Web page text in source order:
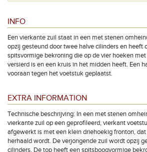
INFO
Een vierkante zuil staat in een met stenen
opzij gesteund door twee halve cilinders en heeft
spitsvormige bekroning die op de vier hoeken
versierd is en een kruis in het midden heeft. Een
vooraan tegen het voetstuk geplaatst.
EXTRA INFORMATION
Technische beschrijving: In een met stenen
vierkante zuil op een geprofileerd, vierkant
afgewerkt is met een klein driehoekig fronton,
herhaald wordt. De verjongende zuil wordt opzij
cilinders. De top heeft een spitsboogvormige